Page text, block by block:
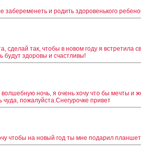
и родить здоровенького
сделай так, чтобы в новом году я встретила
будут здоровы и счастливы!
волшебную ночь, я очень хочу что бы мечты и
чуда, пожалуйста.Снегурочке привет
чтобы на новый год ты мне подарил